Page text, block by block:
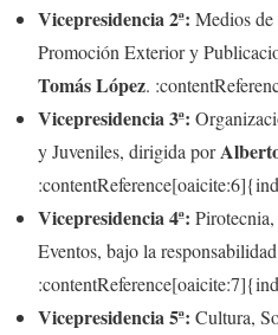
Vicepresidencia 2ª: Medios
Promoción Exterior y
Tomás López.
Vicepresidencia 3ª:
y Juveniles, dirigida por
Vicepresidencia 4ª:
Eventos, bajo la
Vicepresidencia 5ª: Cultura,